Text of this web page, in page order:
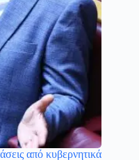
από κυβερνητικά